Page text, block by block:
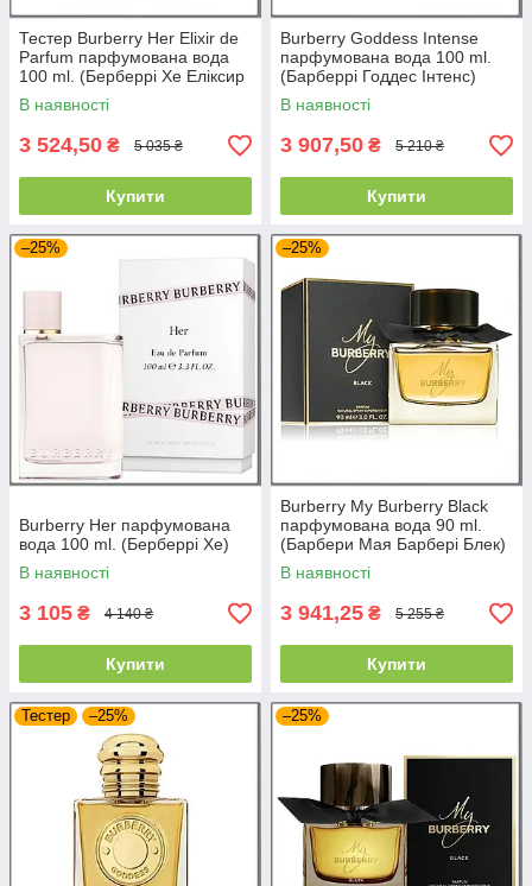
Тестер Burberry Her Elixir de
Parfum парфумована вода
100 ml. (Берберрі Хе Еліксир
де Парфум)
В наявності
3 524,50 ₴ 5 035 ₴
Купити
Burberry Goddess Intense
парфумована вода 100 ml.
(Барберрі Годдес Інтенс)
В наявності
3 907,50 ₴ 5 210 ₴
Купити
–25%
Burberry Her парфумована
вода 100 ml. (Берберрі Хе)
В наявності
3 105 ₴ 4 140 ₴
Купити
–25%
Burberry My Burberry Black
парфумована вода 90 ml.
(Барбери Мая Барбері Блек)
В наявності
3 941,25 ₴ 5 255 ₴
Купити
Тестер –25% –25%